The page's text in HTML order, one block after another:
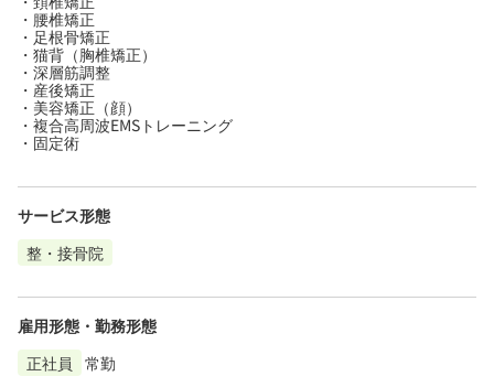
・腰椎矯正
・足根骨矯正
・猫背（胸椎矯正）
・深層筋調整
・産後矯正
・美容矯正（顔）
・複合高周波EMSトレーニング
・固定術
サービス形態
整・接骨院
雇用形態・勤務形態
正社員
常勤